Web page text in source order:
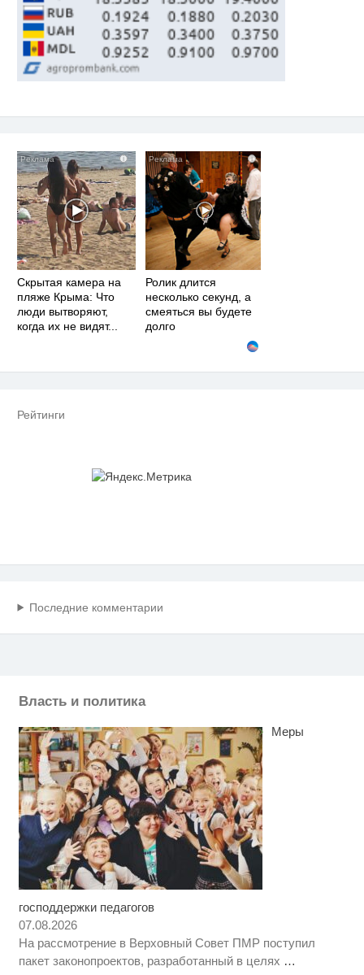
i
Скрытая камера на
пляже Крыма: Что
люди вытворяют,
когда их не видят...
i
Ролик длится
несколько секунд, а
смеяться вы будете
долго
Рейтинги
Последние комментарии
Власть и политика
Меры
господдержки педагогов
07.08.2026
На рассмотрение в Верховный Совет ПМР поступил
пакет законопроектов, разработанный в целях …
Скрытая камера на пляже
Ролик длится несколько секунд,
а смеяться вы будете долго